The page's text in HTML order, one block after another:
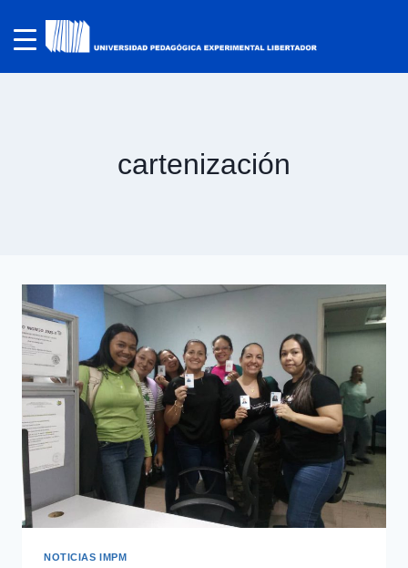
cartenización
NOTICIAS IMPM